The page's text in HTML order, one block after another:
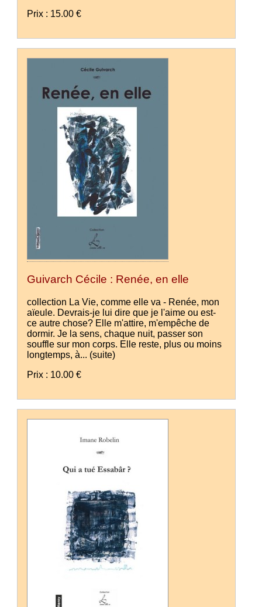
Prix : 15.00 €
Guivarch Cécile : Renée, en elle
collection La Vie, comme elle va - Renée, mon
aïeule. Devrais-je lui dire que je l'aime ou est-
ce autre chose? Elle m'attire, m'empêche de
dormir. Je la sens, chaque nuit, passer son
souffle sur mon corps. Elle reste, plus ou moins
longtemps, à... (suite)
Prix : 10.00 €